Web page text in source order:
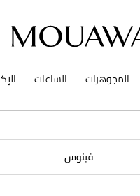
المجوهرات الساعات
​فينوس​